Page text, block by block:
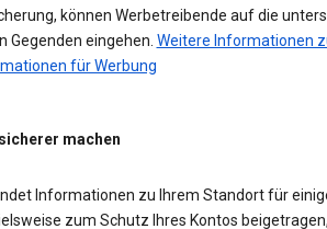
können Werbetreibende auf die
Gegenden eingehen. Weitere Informationen
für Werbung
machen
Informationen zu Ihrem Standort für
zum Schutz Ihres Kontos